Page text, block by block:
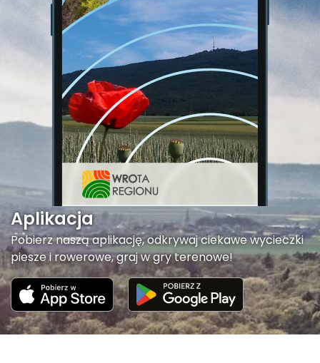
Aplikacja
Pobierz naszą aplikację, odkrywaj ciekawe wycieczki
piesze i rowerowe, graj w gry terenowe!